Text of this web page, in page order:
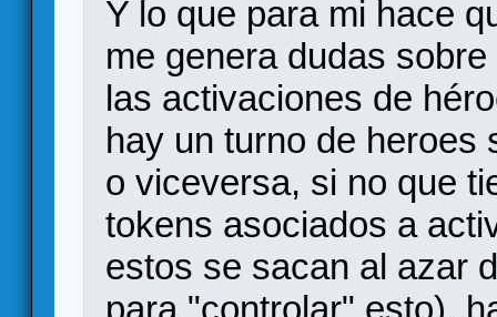
Y lo que para mi hace
me genera dudas
las activaciones de
hay un turno de heroes
o viceversa, si no que
tokens asociados a
estos se sacan al azar
para "controlar" esto),